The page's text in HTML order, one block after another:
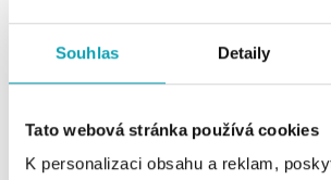
Souhlas Detaily
Tato webová stránka používá cookies
K personalizaci obsahu a reklam,
HALADA OC Eurovea, Bratislava
tel.: +421 910 284 071
dnes otvorené do 21:00